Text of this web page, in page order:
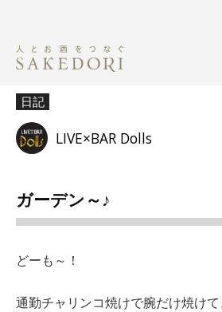
日記
LIVE×BAR Dolls
ガーデン～♪
どーも～！
通勤チャリンコ焼けで腕だけ焼け